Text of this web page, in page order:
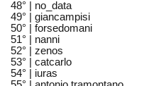
48° | no_data
49° | giancampisi
50° | forsedomani
51° | nanni
52° | zenos
53° | catcarlo
54° | iuras